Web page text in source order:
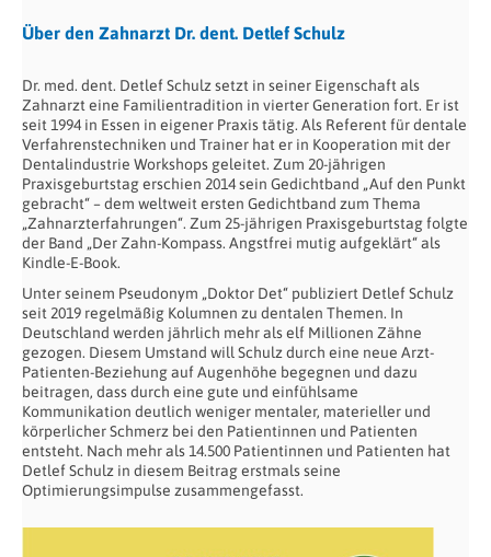
Über den Zahnarzt Dr. dent. Detlef Schulz
Dr. med. dent. Detlef Schulz setzt in seiner Eigenschaft als
Zahnarzt eine Familientradition in vierter Generation fort. Er ist
seit 1994 in Essen in eigener Praxis tätig. Als Referent für dentale
Verfahrenstechniken und Trainer hat er in Kooperation mit der
Dentalindustrie Workshops geleitet. Zum 20-jährigen
Praxisgeburtstag erschien 2014 sein Gedichtband „Auf den Punkt
gebracht“ – dem weltweit ersten Gedichtband zum Thema
„Zahnarzterfahrungen“. Zum 25-jährigen Praxisgeburtstag folgte
der Band „Der Zahn-Kompass. Angstfrei mutig aufgeklärt“ als
Kindle-E-Book.
Unter seinem Pseudonym „Doktor Det“ publiziert Detlef Schulz
seit 2019 regelmäßig Kolumnen zu dentalen Themen. In
Deutschland werden jährlich mehr als elf Millionen Zähne
gezogen. Diesem Umstand will Schulz durch eine neue Arzt-
Patienten-Beziehung auf Augenhöhe begegnen und dazu
beitragen, dass durch eine gute und einfühlsame
Kommunikation deutlich weniger mentaler, materieller und
körperlicher Schmerz bei den Patientinnen und Patienten
entsteht. Nach mehr als 14.500 Patientinnen und Patienten hat
Detlef Schulz in diesem Beitrag erstmals seine
Optimierungsimpulse zusammengefasst.